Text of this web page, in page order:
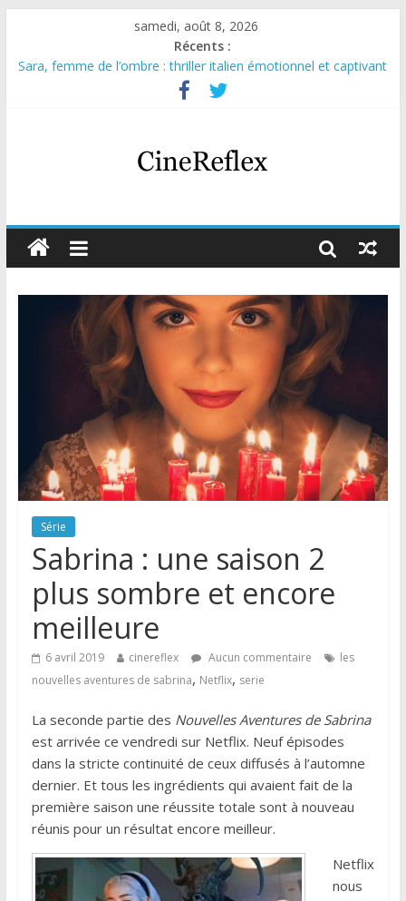
samedi, août 8, 2026
Récents :
Sara, femme de l’ombre : thriller italien émotionnel et captivant
Journal d’une fille larguée : nouvelle série suédoise sur Netflix
Aema : mini-série sur le tournage d’un film érotique devenu
Glass Heart : excellente série musicale avec Takeru Satō
Olympo, saison 1 : nouvelle série qui séduira les fans de
Série
Sabrina : une saison 2
plus sombre et encore
meilleure
6 avril 2019 cinereflex Aucun commentaire
les
nouvelles aventures de sabrina, Netflix, serie
La seconde partie des Nouvelles Aventures de Sabrina
est arrivée ce vendredi sur Netflix. Neuf épisodes
dans la stricte continuité de ceux diffusés à l’automne
dernier. Et tous les ingrédients qui avaient fait de la
première saison une réussite totale sont à nouveau
réunis pour un résultat encore meilleur.
Netflix
nous